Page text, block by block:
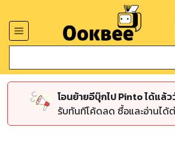
โอนย้ายอีบุ๊กไป Pinto ได้แล้
รับทันทีโค้ดลด ซื้อและอ่านได้